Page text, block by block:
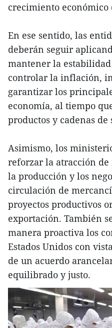
crecimiento económico
En ese sentido, las
deberán seguir
mantener la
controlar la inflación,
garantizar los
economía, al tiempo
productos y cadenas
Asimismo, los
reforzar la atracción
la producción y los
circulación de
proyectos productivos
exportación. También
manera proactiva los
Estados Unidos con
de un acuerdo
equilibrado y justo.